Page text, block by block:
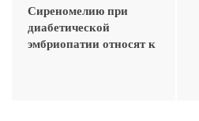
Сиреномелию при
диабетической
эмбриопатии относят к